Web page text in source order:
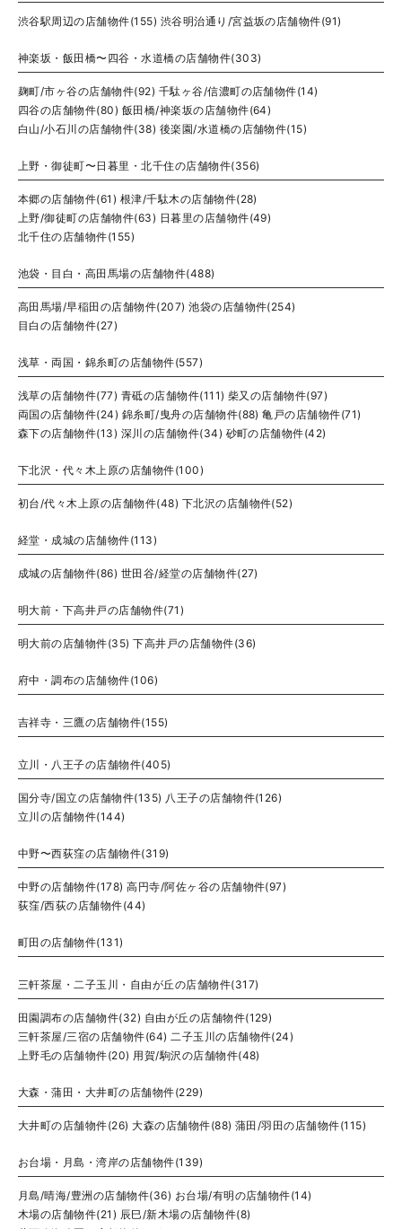
渋谷駅周辺の店舗物件(155) 渋谷明治通り/宮益坂の店舗物件(91)
神楽坂・飯田橋〜四谷・水道橋の店舗物件(303)
麹町/市ヶ谷の店舗物件(92) 千駄ヶ谷/信濃町の店舗物件(14)
四谷の店舗物件(80) 飯田橋/神楽坂の店舗物件(64)
白山/小石川の店舗物件(38) 後楽園/水道橋の店舗物件(15)
上野・御徒町〜日暮里・北千住の店舗物件(356)
本郷の店舗物件(61) 根津/千駄木の店舗物件(28)
上野/御徒町の店舗物件(63) 日暮里の店舗物件(49)
北千住の店舗物件(155)
池袋・目白・高田馬場の店舗物件(488)
高田馬場/早稲田の店舗物件(207) 池袋の店舗物件(254)
目白の店舗物件(27)
浅草・両国・錦糸町の店舗物件(557)
浅草の店舗物件(77) 青砥の店舗物件(111) 柴又の店舗物件(97)
両国の店舗物件(24) 錦糸町/曳舟の店舗物件(88) 亀戸の店舗物件(71)
森下の店舗物件(13) 深川の店舗物件(34) 砂町の店舗物件(42)
下北沢・代々木上原の店舗物件(100)
初台/代々木上原の店舗物件(48) 下北沢の店舗物件(52)
経堂・成城の店舗物件(113)
成城の店舗物件(86) 世田谷/経堂の店舗物件(27)
明大前・下高井戸の店舗物件(71)
明大前の店舗物件(35) 下高井戸の店舗物件(36)
府中・調布の店舗物件(106)
吉祥寺・三鷹の店舗物件(155)
立川・八王子の店舗物件(405)
国分寺/国立の店舗物件(135) 八王子の店舗物件(126)
立川の店舗物件(144)
中野〜西荻窪の店舗物件(319)
中野の店舗物件(178) 高円寺/阿佐ヶ谷の店舗物件(97)
荻窪/西荻の店舗物件(44)
町田の店舗物件(131)
三軒茶屋・二子玉川・自由が丘の店舗物件(317)
田園調布の店舗物件(32) 自由が丘の店舗物件(129)
三軒茶屋/三宿の店舗物件(64) 二子玉川の店舗物件(24)
上野毛の店舗物件(20) 用賀/駒沢の店舗物件(48)
大森・蒲田・大井町の店舗物件(229)
大井町の店舗物件(26) 大森の店舗物件(88) 蒲田/羽田の店舗物件(115)
お台場・月島・湾岸の店舗物件(139)
月島/晴海/豊洲の店舗物件(36) お台場/有明の店舗物件(14)
木場の店舗物件(21) 辰巳/新木場の店舗物件(8)